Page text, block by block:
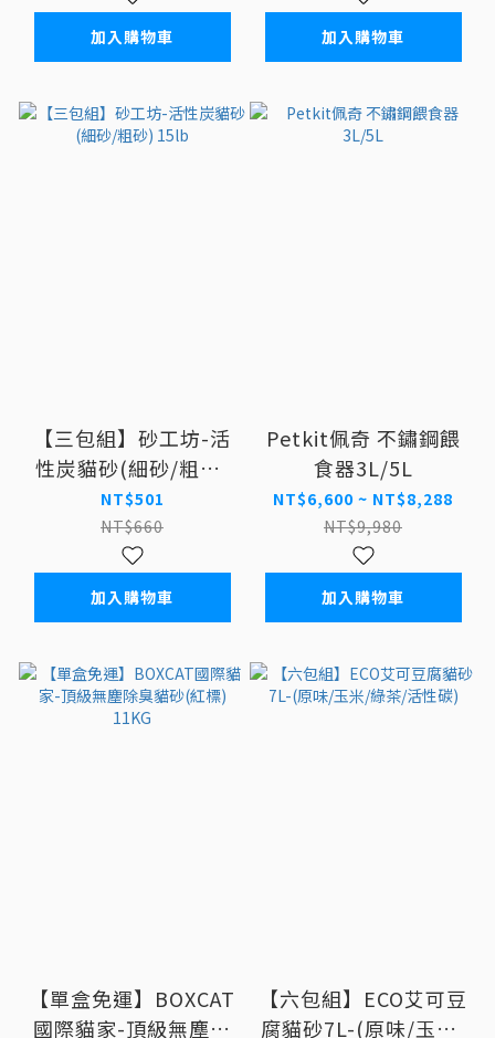
加入購物車 加入購物車
【三包組】砂工坊-活
性炭貓砂(細砂/粗砂)
15lb
NT$501
NT$660
加入購物車
Petkit佩奇 不鏽鋼餵
食器3L/5L
NT$6,600 ~ NT$8,288
NT$9,980
加入購物車
【單盒免運】BOXCAT
國際貓家-頂級無塵除
【六包組】ECO艾可豆
腐貓砂7L-(原味/玉米/